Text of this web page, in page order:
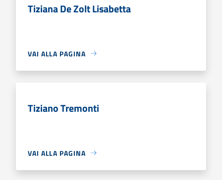
Tiziana De Zolt Lisabetta
VAI ALLA PAGINA
Tiziano Tremonti
VAI ALLA PAGINA